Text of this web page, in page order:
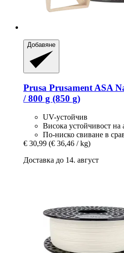
Добавяне
Prusa Prusament ASA
/ 800 g (850 g)
UV-устойчив
Висока устойчивост
По-ниско свиване в
€ 30,99 (€ 36,46 / kg)
Доставка до 14. август